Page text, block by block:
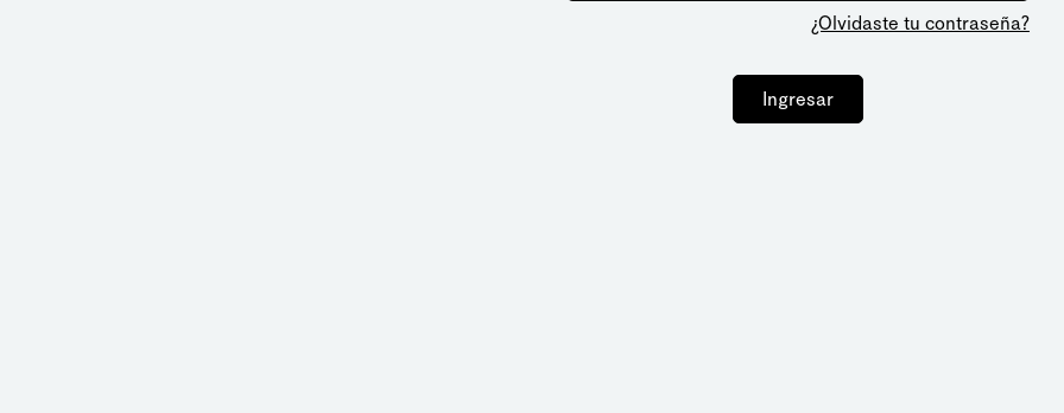
¿Olvidaste tu contraseña?
Ingresar